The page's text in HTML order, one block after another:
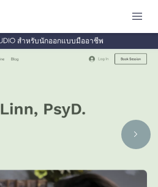
สำหรับนักออกแบบมืออาชีพ